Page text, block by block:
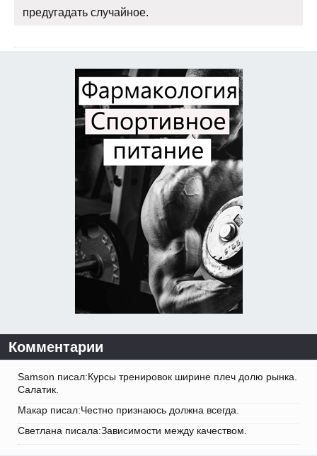
предугадать случайное.
Комментарии
Samson писал:Курсы тренировок ширине плеч долю рынка.
Салатик.
Макар писал:Честно признаюсь должна всегда.
Светлана писала:Зависимости между качеством.